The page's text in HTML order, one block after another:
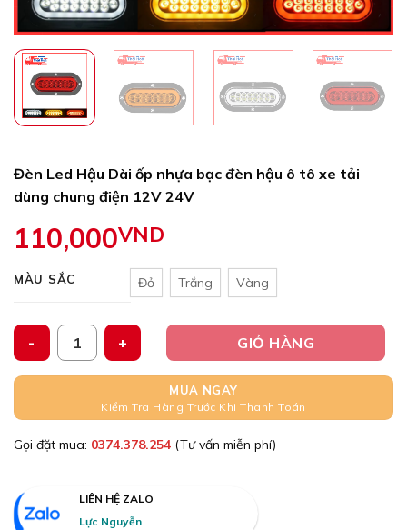
Đèn Led Hậu Dài ốp nhựa bạc đèn hậu ô tô xe tải
dùng chung điện 12V 24V
110,000VND
MÀU SẮC Đỏ Trắng Vàng
Đèn Led Hậu Dài ốp nhựa bạc đèn hậu ô tô xe tải dùng
GIỎ HÀNG
MUA NGAY
Kiểm Tra Hàng Trước Khi Thanh Toán
Gọi đặt mua: 0374.378.254 (Tư vấn miễn phí)
LIÊN HỆ ZALO
Lực Nguyễn